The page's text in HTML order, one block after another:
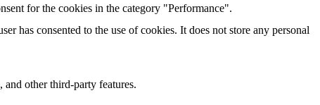
for the cookies in the category "Performance".
has consented to the use of cookies. It does not store any personal
other third-party features.